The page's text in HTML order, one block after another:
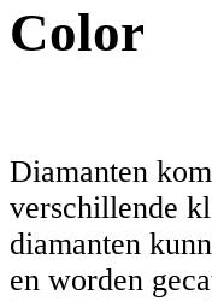
Color
Diamanten
verschillende
diamanten
en worden